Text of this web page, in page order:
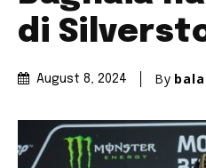
di
August 8, 2024 By